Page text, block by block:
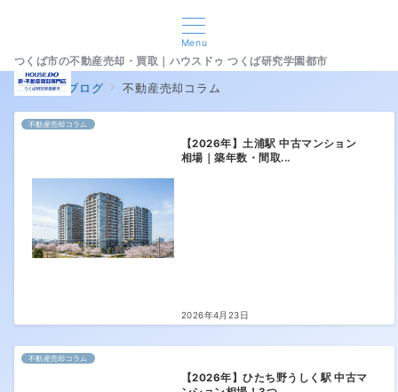
Menu
つくば市の不動産売却・買取｜ハウスドゥ つくば研究学園都市
home ブログ 不動産売却コラム
不動産売却コラム
【2026年】土浦駅 中古マンション
相場｜築年数・間取...
2026年4月23日
不動産売却コラム
【2026年】ひたち野うしく駅 中古マ